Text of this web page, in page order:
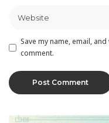
Save my name, email,
comment.